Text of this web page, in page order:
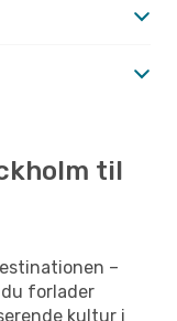
til
–
forlader
kultur i